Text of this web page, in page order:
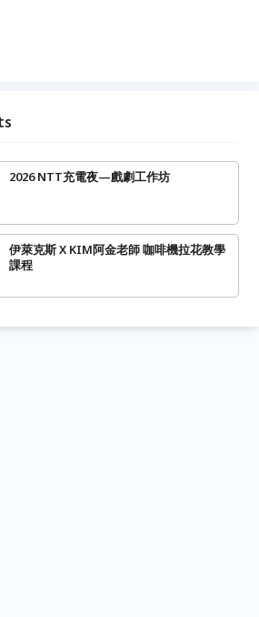
2026 NTT充電夜—戲劇工作坊
伊萊克斯 X KIM阿金老師 咖啡機拉花教學
課程